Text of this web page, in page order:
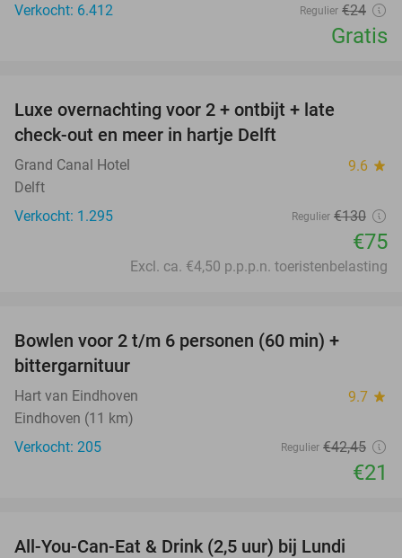
Verkocht: 6.412
Regulier €24
Gratis
Luxe overnachting voor 2 + ontbijt + late
check-out en meer in hartje Delft
Grand Canal Hotel 9.6 star
Delft
Verkocht: 1.295
Regulier €130
€75
Excl. ca. €4,50 p.p.p.n. toeristenbelasting
Bowlen voor 2 t/m 6 personen (60 min) +
bittergarnituur
Hart van Eindhoven 9.7 star
Eindhoven (11 km)
Verkocht: 205
Regulier €42,45
€21
All-You-Can-Eat & Drink (2,5 uur) bij Lundi